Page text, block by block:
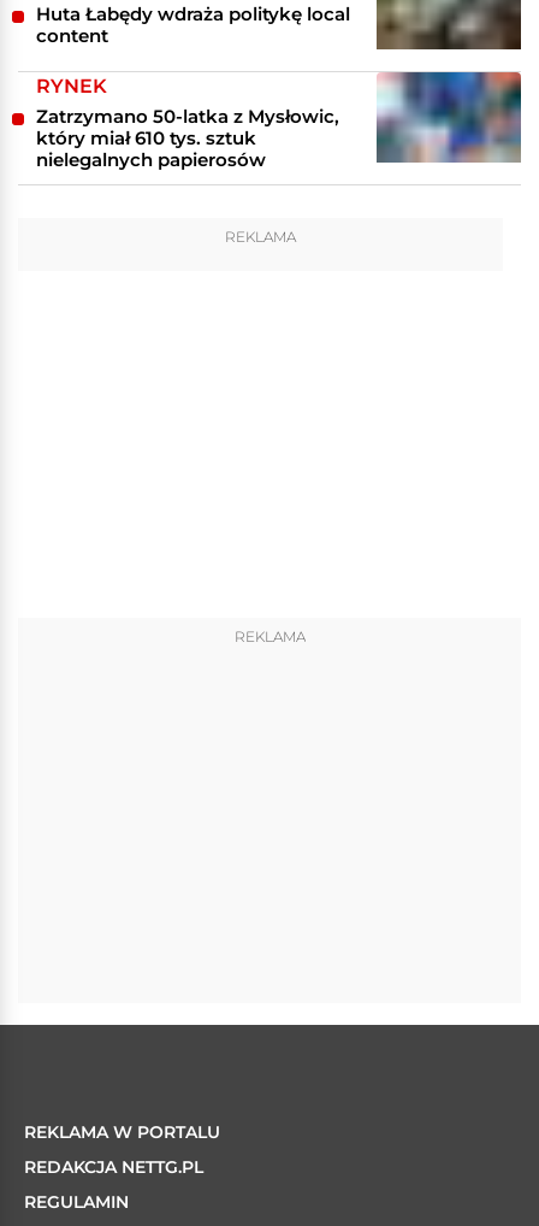
Huta Łabędy wdraża politykę local
content
RYNEK
Zatrzymano 50-latka z Mysłowic,
który miał 610 tys. sztuk
nielegalnych papierosów
REKLAMA
REKLAMA
REKLAMA W PORTALU
REDAKCJA NETTG.PL
REGULAMIN